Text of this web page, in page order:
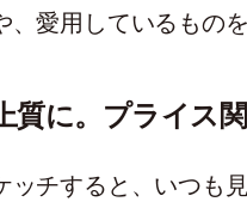
、愛用しているもの
質に。プライス
ッチすると、いつも